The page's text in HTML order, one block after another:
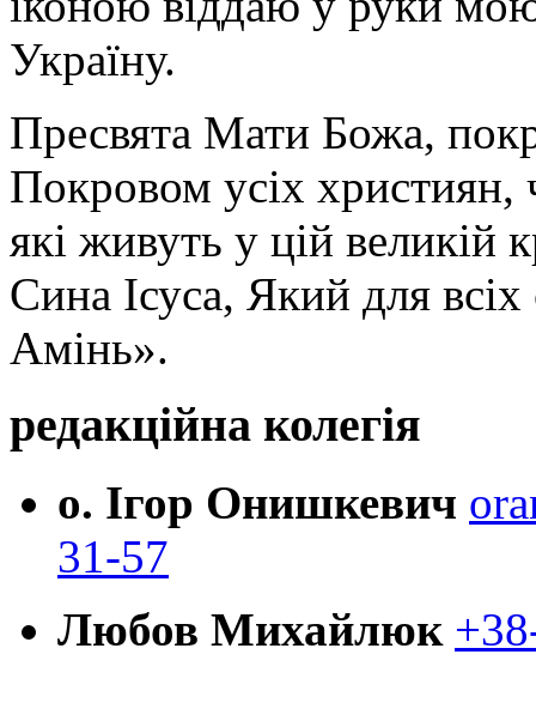
Україну.
Пресвята Мати Божа,
Покровом усіх християн,
які живуть у цій великій
Сина Ісуса, Який для
Амінь».
редакційна колегія
о. Ігор Онишкевич
31-57
Любов Михайлюк